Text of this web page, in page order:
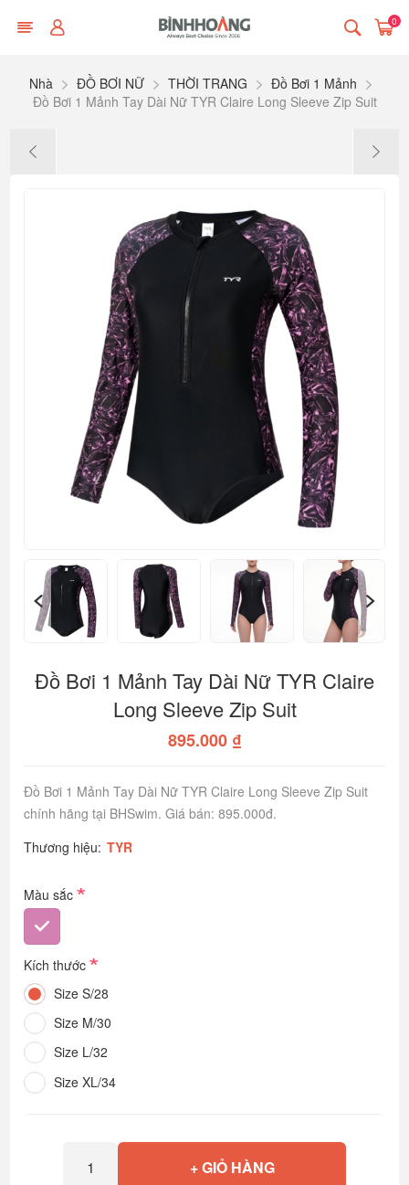
0
Nhà ĐỒ BƠI NỮ THỜI TRANG
Đồ Bơi 1 Mảnh
Đồ Bơi 1 Mảnh Tay Dài Nữ TYR Claire Long Sleeve Zip Suit
Đồ Bơi 1 Mảnh Tay Dài Nữ TYR Claire
Long Sleeve Zip Suit
895.000 ₫
Đồ Bơi 1 Mảnh Tay Dài Nữ TYR Claire Long Sleeve Zip Suit
chính hãng tại BHSwim. Giá bán: 895.000đ.
Thương hiệu: TYR
Màu sắc*
Kích thước*
Size S/28
Size M/30
Size L/32
Size XL/34
+ GIỎ HÀNG